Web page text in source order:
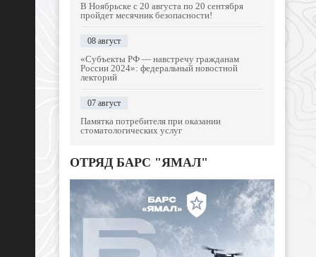
В Ноябрьске с 20 августа по 20 сентября
пройдет месячник безопасности!
08 август
«Субъекты РФ — навстречу гражданам
России 2024»: федеральный новостной
лекторий
07 август
Памятка потребителя при оказании
стоматологических услуг
ОТРЯД БАРС "ЯМАЛ"